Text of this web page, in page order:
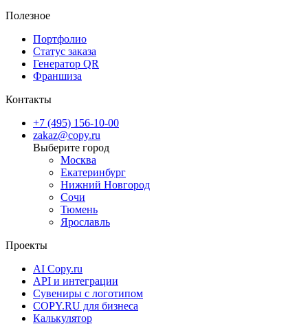
Полезное
Портфолио
Статус заказа
Генератор QR
Франшиза
Контакты
+7 (495) 156-10-00
zakaz@copy.ru
Москва
Екатеринбург
Нижний Новгород
Сочи
Тюмень
Ярославль
Проекты
AI Copy.ru
API и интеграции
Сувениры с логотипом
COPY.RU для бизнеса
Калькулятор